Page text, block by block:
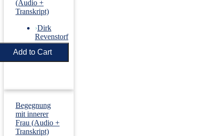
(Audio +
Transkript)
›Dirk
Revenstorf
Price: €5.50
Begegnung
mit innerer
Frau (Audio +
Transkript)